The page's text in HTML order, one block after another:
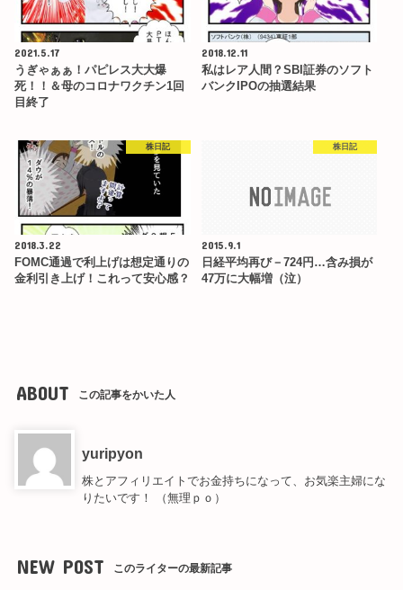
2021.5.17
うぎゃぁぁ！パピレス大大爆
死！！＆母のコロナワクチン1回
目終了
2018.12.11
私はレア人間？SBI証券のソフト
バンクIPOの抽選結果
株日記
2018.3.22
FOMC通過で利上げは想定通りの
金利引き上げ！これって安心感？
株日記
2015.9.1
日経平均再び－724円…含み損が
47万に大幅増（泣）
ABOUT この記事をかいた人
yuripyon
株とアフィリエイトでお金持ちになって、お気楽主婦にな
りたいです！ （無理ｐｏ）
NEW POST このライターの最新記事